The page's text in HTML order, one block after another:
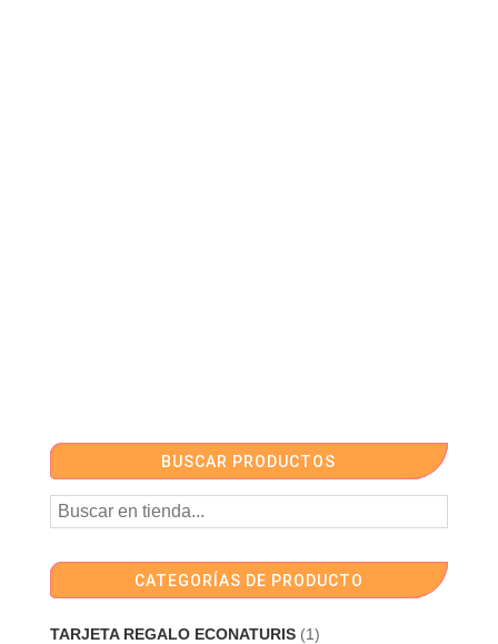
BUSCAR PRODUCTOS
CATEGORÍAS DE PRODUCTO
TARJETA REGALO ECONATURIS (1)